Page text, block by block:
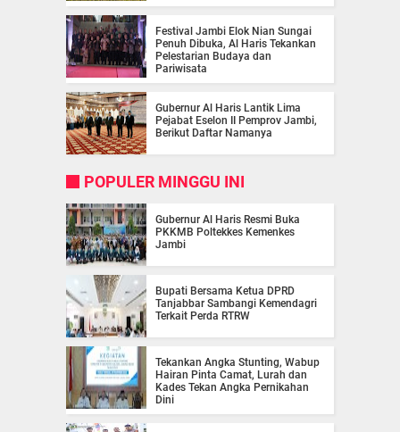
Festival Jambi Elok Nian Sungai
Penuh Dibuka, Al Haris Tekankan
Pelestarian Budaya dan
Pariwisata
Gubernur Al Haris Lantik Lima
Pejabat Eselon II Pemprov Jambi,
Berikut Daftar Namanya
POPULER MINGGU INI
Gubernur Al Haris Resmi Buka
PKKMB Poltekkes Kemenkes
Jambi
Bupati Bersama Ketua DPRD
Tanjabbar Sambangi Kemendagri
Terkait Perda RTRW
Tekankan Angka Stunting, Wabup
Hairan Pinta Camat, Lurah dan
Kades Tekan Angka Pernikahan
Dini